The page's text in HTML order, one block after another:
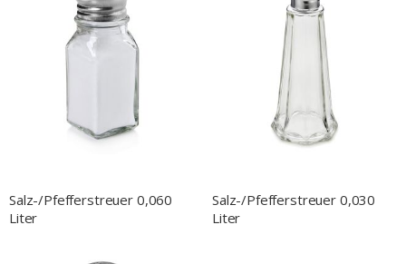
Salz-/Pfefferstreuer 0,060
Liter
Salz-/Pfefferstreuer 0,030
Liter